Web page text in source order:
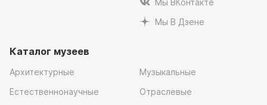
Мы В Дзене
Каталог музеев
Архитектурные
Естественнонаучные
Музыкальные
Отраслевые